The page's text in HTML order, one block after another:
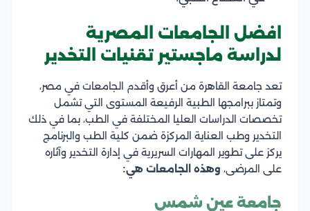
افضل الجامعات المصرية
لدراسة ماجستير تقنيات التخدير
تعد جامعة القاهرة من أعرق وأقدم الجامعات في مصر،
وتمتاز ببرامجها الطبية الرفيعة المستوى التي تشمل
تخصصات الدراسات العليا المختلفة في الطب، بما في ذلك
التخدير وطب العناية المركزة ضمن كلية الطب والبرنامج
يركز على تطوير المهارات السريرية في إدارة التخدير وآثاره
على المرضى، وهذه الجامعات هي:
جامعة عين شمس